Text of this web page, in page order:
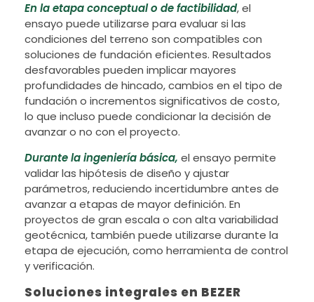
En la etapa conceptualo de factibilidad, el
ensayo puede utilizarse para evaluar si las
condiciones del terreno son compatibles con
soluciones de fundación eficientes. Resultados
desfavorables pueden implicar mayores
profundidades de hincado, cambios en el tipo de
fundación o incrementos significativos de costo,
lo que incluso puede condicionar la decisión de
avanzar o no con el proyecto.
Durante la ingeniería básica, el ensayo permite
validar las hipótesis de diseño y ajustar
parámetros, reduciendo incertidumbre antes de
avanzar a etapas de mayor definición. En
proyectos de gran escala o con alta variabilidad
geotécnica, también puede utilizarse durante la
etapa de ejecución, como herramienta de control
y verificación.
Soluciones integrales en BEZER